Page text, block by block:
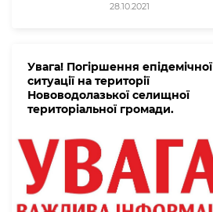
28.10.2021
Увага! Погіршення епідемічної
ситуації на території
Нововодолазької селищної
територіальної громади.